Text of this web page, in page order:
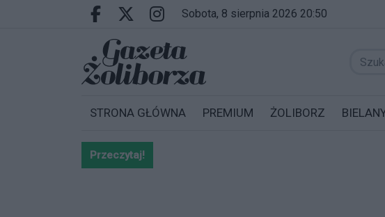
Przejdź do głównych treści
Przejdź do wyszukiwarki
Przejdź do głównego menu
Facebook.com
X.comInstagram.com
sobota, 8 sierpnia 2026 20:50
STRONA GŁÓWNA PREMIUM ŻOLIBORZ
Przeczytaj!